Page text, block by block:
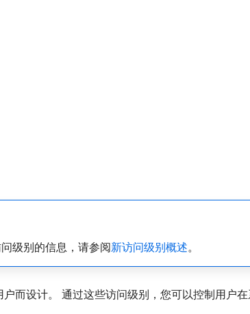
级别的信息，请参阅新访问级别概述。
而设计。 通过这些访问级别，您可以控制用户在